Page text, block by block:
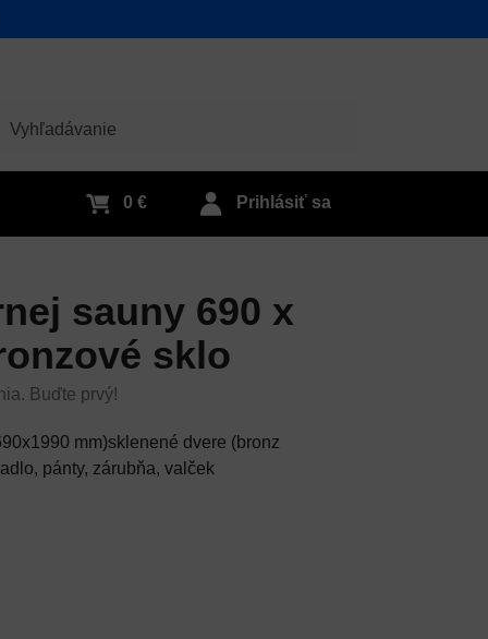
Prihlásiť sa
0 €
sauny 690 x
sklo
mm)sklenené dvere (bronz
pánty, zárubňa, valček
Buďte prvý!